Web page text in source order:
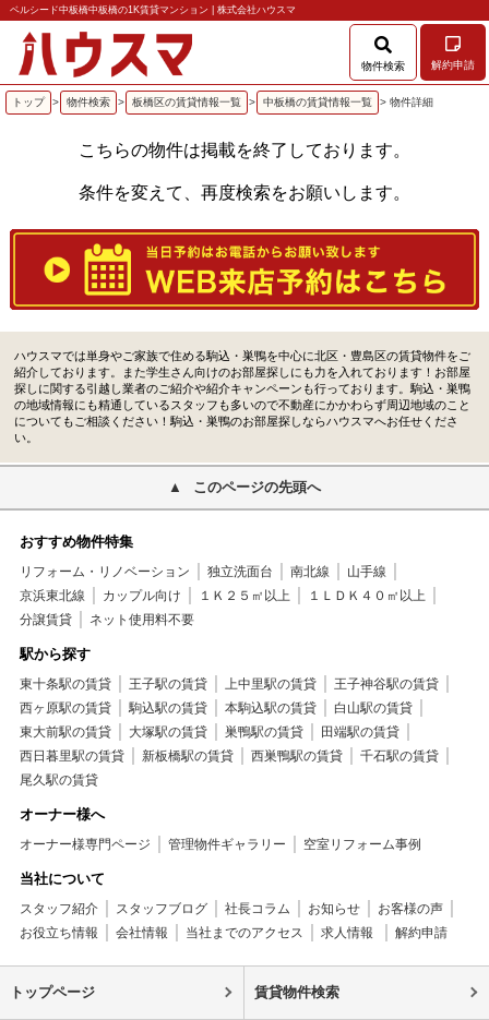
ベルシード中板橋中板橋の1K賃貸マンション | 株式会社ハウスマ
物件検索 解約申請
トップ > 物件検索 > 板橋区の賃貸情報一覧 > 中板橋の賃貸情報一覧 > 物件詳細
こちらの物件は掲載を終了しております。
条件を変えて、再度検索をお願いします。
ハウスマでは単身やご家族で住める駒込・巣鴨を中心に北区・豊島区の賃貸物件をご
紹介しております。また学生さん向けのお部屋探しにも力を入れております！お部屋
探しに関する引越し業者のご紹介や紹介キャンペーンも行っております。駒込・巣鴨
の地域情報にも精通しているスタッフも多いので不動産にかかわらず周辺地域のこと
についてもご相談ください！駒込・巣鴨のお部屋探しならハウスマへお任せくださ
い。
このページの先頭へ
おすすめ物件特集
リフォーム・リノベーション 独立洗面台 南北線
山手線
京浜東北線
カップル向け １Ｋ２５㎡以上
１ＬＤＫ４０㎡以上
分譲賃貸
ネット使用料不要
駅から探す
東十条駅の賃貸 王子駅の賃貸 上中里駅の賃貸
王子神谷駅の賃貸
西ヶ原駅の賃貸
駒込駅の賃貸 本駒込駅の賃貸
白山駅の賃貸
東大前駅の賃貸
大塚駅の賃貸 巣鴨駅の賃貸
田端駅の賃貸
西日暮里駅の賃貸
新板橋駅の賃貸 西巣鴨駅の賃貸
千石駅の賃貸
尾久駅の賃貸
オーナー様へ
オーナー様専門ページ 管理物件ギャラリー 空室リフォーム事例
当社について
スタッフ紹介 スタッフブログ 社長コラム お知らせ
お客様の声
お役立ち情報
会社情報 当社までのアクセス 求人情報 解約申請
トップページ 賃貸物件検索